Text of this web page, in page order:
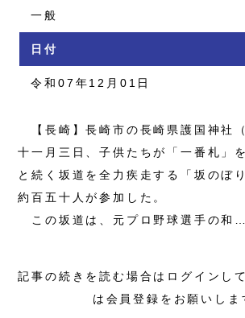
一般
日付
令和07年12月01日
【長崎】長崎市の長崎県護国神社
十一月三日、子供たちが「一番札」
と続く坂道を全力疾走する「坂のぼ
約百五十人が参加した。
この坂道は、元プロ野球選手の和…
記事の続きを読む場合はログインし
は会員登録をお願いしま